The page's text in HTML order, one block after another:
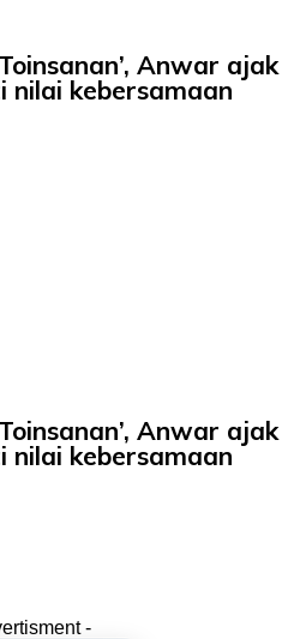
Anwar ajak
kebersamaan
Anwar ajak
kebersamaan
-